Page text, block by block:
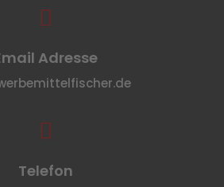

Adresse

Telefon